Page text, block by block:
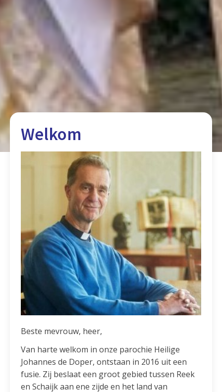
Welkom
Beste mevrouw, heer,
Van harte welkom in onze parochie Heilige
Johannes de Doper, ontstaan in 2016 uit een
fusie. Zij beslaat een groot gebied tussen Reek
en Schaijk aan ene zijde en het land van